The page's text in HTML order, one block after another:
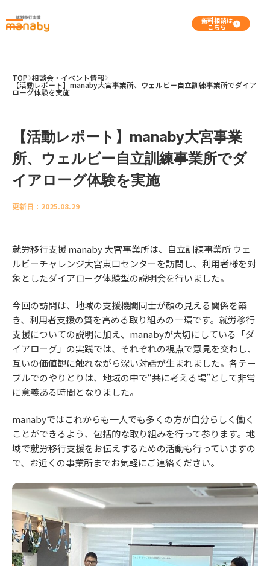
無料相談は
こちら
TOP 相談会・イベント情報
【活動レポート】manaby大宮事業所、ウェルビー自立訓練事業所でダイア
ローグ体験を実施
【活動レポート】manaby大宮事業
所、ウェルビー自立訓練事業所でダ
イアローグ体験を実施
更新日：2025.08.29
就労移行支援 manaby 大宮事業所は、自立訓練事業所 ウェ
ルビーチャレンジ大宮東口センターを訪問し、利用者様を対
象としたダイアローグ体験型の説明会を行いました。
今回の訪問は、地域の支援機関同士が顔の見える関係を築
き、利用者支援の質を高める取り組みの一環です。就労移行
支援についての説明に加え、manabyが大切にしている「ダ
イアローグ」の実践では、それぞれの視点で意見を交わし、
互いの価値観に触れながら深い対話が生まれました。各テー
ブルでのやりとりは、地域の中で“共に考える場”として非常
に意義ある時間となりました。
manabyではこれからも一人でも多くの方が自分らしく働く
ことができるよう、包括的な取り組みを行って参ります。地
域で就労移行支援をお伝えするための活動も行っていますの
で、お近くの事業所までお気軽にご連絡ください。